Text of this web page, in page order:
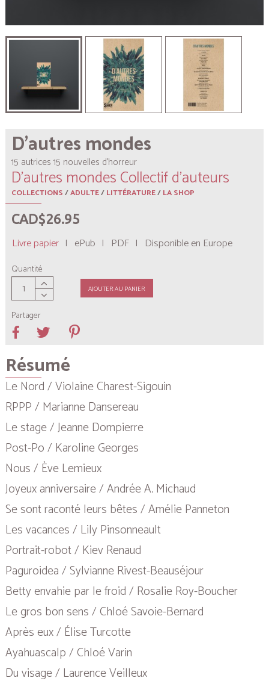
D'autres mondes
15 autrices 15 nouvelles d’horreur
D'autres mondes Collectif d'auteurs
COLLECTIONS/ADULTE/LITTÉRATURE/LA SHOP
CAD$26.95
Livre papier | ePub | PDF | Disponible en Europe
Quantité
AJOUTER AU PANIER
Partager
Résumé
Le Nord / Violaine Charest-Sigouin
RPPP / Marianne Dansereau
Le stage / Jeanne Dompierre
Post-Po / Karoline Georges
Nous / Ève Lemieux
Joyeux anniversaire / Andrée A. Michaud
Se sont raconté leurs bêtes / Amélie Panneton
Les vacances / Lily Pinsonneault
Portrait-robot / Kiev Renaud
Paguroidea / Sylvianne Rivest-Beauséjour
Betty envahie par le froid / Rosalie Roy-Boucher
Le gros bon sens / Chloé Savoie-Bernard
Après eux / Élise Turcotte
Ayahuascalp / Chloé Varin
Du visage / Laurence Veilleux